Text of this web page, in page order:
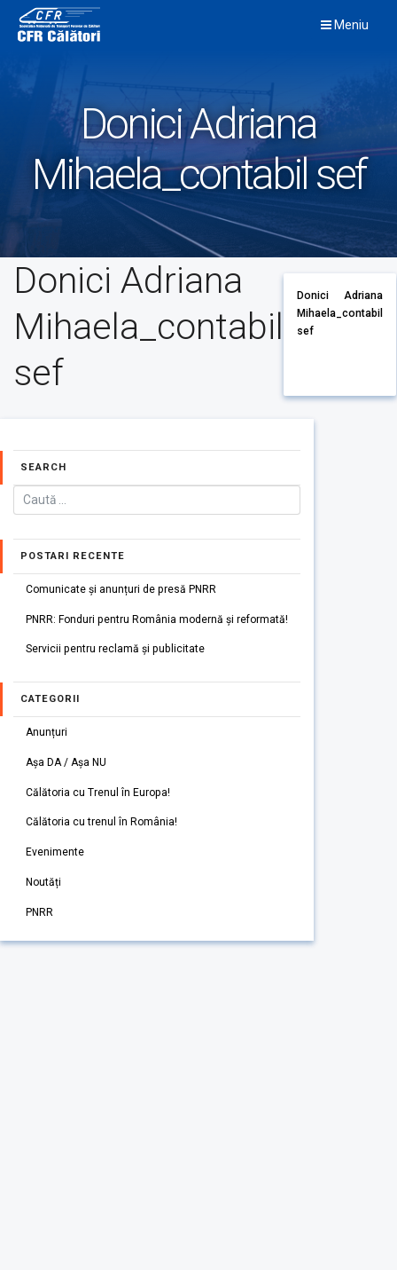
content
Meniu
Donici Adriana
Mihaela_contabil sef
Donici Adriana
Mihaela_contabil
sef
Donici Adriana
Mihaela_contabil
sef
SEARCH
POSTARI RECENTE
Comunicate și anunțuri de presă PNRR
PNRR: Fonduri pentru România modernă și reformată!
Servicii pentru reclamă și publicitate
CATEGORII
Anunțuri
Așa DA / Așa NU
Călătoria cu Trenul în Europa!
Călătoria cu trenul în România!
Evenimente
Noutăți
PNRR